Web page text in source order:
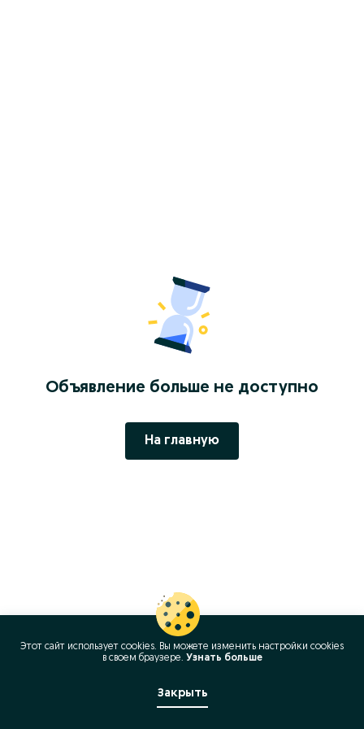
Объявление больше не доступно
На главную
Этот сайт использует cookies. Вы можете изменить настройки cookies
в своeм браузере. Узнать больше
Закрыть